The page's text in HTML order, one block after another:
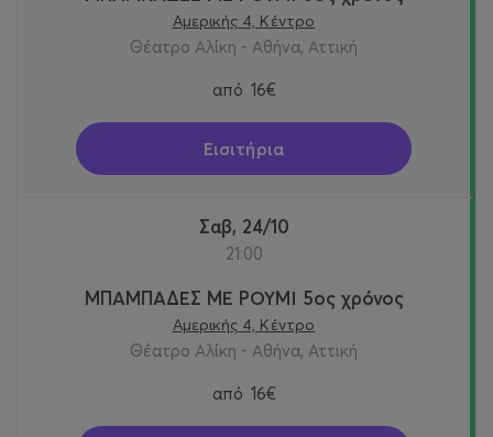
Αμερικής 4, Κέντρο
Θέατρο Αλίκη - Αθήνα, Αττική
από 16€
Εισιτήρια
Σαβ, 24/10
21:00
ΜΠΑΜΠΑΔΕΣ ΜΕ ΡΟΥΜΙ 5ος χρόνος
Αμερικής 4, Κέντρο
Θέατρο Αλίκη - Αθήνα, Αττική
από 16€